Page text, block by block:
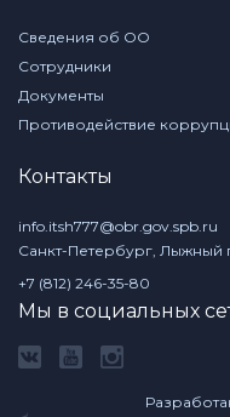
Сведения об ОО
Сотрудники
Документы
Противодействие
Контакты
info.itsh777@obr.gov.spb.ru
Санкт-Петербург, Лыжный
+7 (812) 246-35-80
Мы в социальных